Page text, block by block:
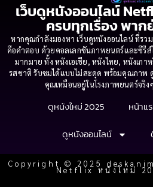
เว็บดูหนังออนไลน์
ครบทุกเรื่อง พาก
หากคุณกำลังมองหา เว็บดูหนังออนไลน์ ที่รว
คือคำตอบ ด้วยคอลเลกชันภาพยนตร์และซีรี
มากมาย ทั้ง หนังเอเชีย, หนังไทย, หนังเก
รสชาติ รับชมได้แบบไม่สะดุด พร้อมคุณภาพ
คุณเหมือนอยู่ในโรงภาพยนตร์จริง
ดูหนังใหม่ 2025 หน้าแ
ดูหนังออนไลน์
Copyright © 2025
Netflix หนังใหม่